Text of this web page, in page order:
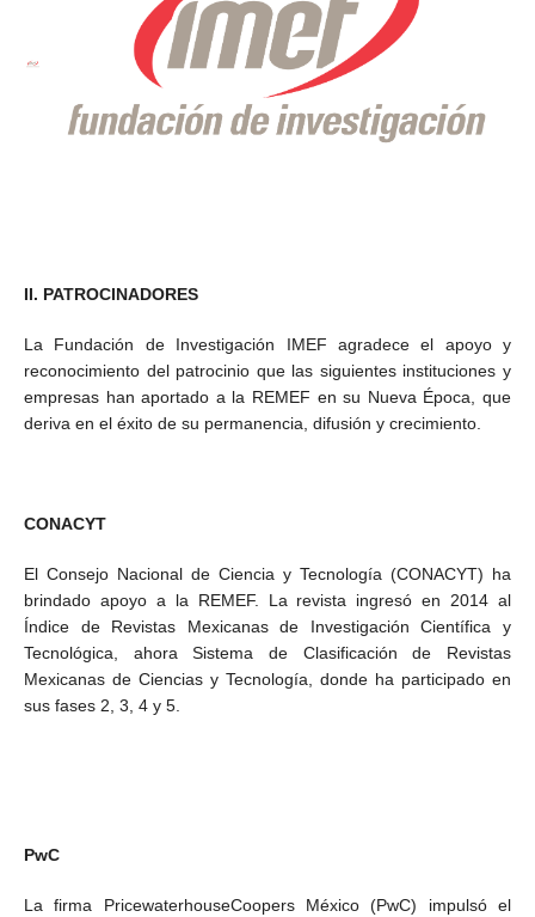
II. PATROCINADORES
La Fundación de Investigación IMEF agradece el apoyo y
reconocimiento del patrocinio que las siguientes instituciones y
empresas han aportado a la REMEF en su Nueva Época, que
deriva en el éxito de su permanencia, difusión y crecimiento.
CONACYT
El Consejo Nacional de Ciencia y Tecnología (CONACYT) ha
brindado apoyo a la REMEF. La revista ingresó en 2014 al
Índice de Revistas Mexicanas de Investigación Científica y
Tecnológica, ahora Sistema de Clasificación de Revistas
Mexicanas de Ciencias y Tecnología, donde ha participado en
sus fases 2, 3, 4 y 5.
PwC
La firma PricewaterhouseCoopers México (PwC) impulsó el